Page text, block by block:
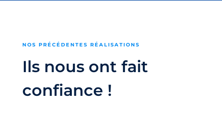
NOS PRÉCÉDENTES RÉALISATIONS
Ils nous ont fait
confiance !